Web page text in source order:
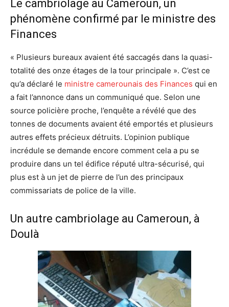
Le cambriolage au Cameroun, un
phénomène confirmé par le ministre des
Finances
« Plusieurs bureaux avaient été saccagés dans la quasi-
totalité des onze étages de la tour principale ». C’est ce
qu’a déclaré le ministre camerounais des Finances qui en
a fait l’annonce dans un communiqué que. Selon une
source policière proche, l’enquête a révélé que des
tonnes de documents avaient été emportés et plusieurs
autres effets précieux détruits. L’opinion publique
incrédule se demande encore comment cela a pu se
produire dans un tel édifice réputé ultra-sécurisé, qui
plus est à un jet de pierre de l’un des principaux
commissariats de police de la ville.
Un autre cambriolage au Cameroun, à
Doulà